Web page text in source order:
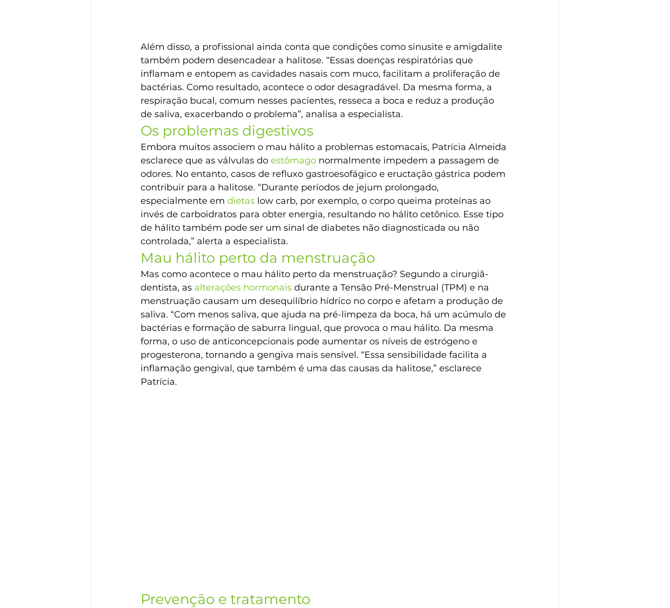
Além disso, a profissional ainda conta que condições como sinusite e amigdalite
também podem desencadear a halitose. “Essas doenças respiratórias que
inflamam e entopem as cavidades nasais com muco, facilitam a proliferação de
bactérias. Como resultado, acontece o odor desagradável. Da mesma forma, a
respiração bucal, comum nesses pacientes, resseca a boca e reduz a produção
de saliva, exacerbando o problema”, analisa a especialista.
Os problemas digestivos
Embora muitos associem o mau hálito a problemas estomacais, Patrícia Almeida
esclarece que as válvulas do estômago normalmente impedem a passagem de
odores. No entanto, casos de refluxo gastroesofágico e eructação gástrica podem
contribuir para a halitose. “Durante períodos de jejum prolongado,
especialmente em dietas low carb, por exemplo, o corpo queima proteínas ao
invés de carboidratos para obter energia, resultando no hálito cetônico. Esse tipo
de hálito também pode ser um sinal de diabetes não diagnosticada ou não
controlada,” alerta a especialista.
Mau hálito perto da menstruação
Mas como acontece o mau hálito perto da menstruação? Segundo a cirurgiã-
dentista, as alterações hormonais durante a Tensão Pré-Menstrual (TPM) e na
menstruação causam um desequilíbrio hídrico no corpo e afetam a produção de
saliva. “Com menos saliva, que ajuda na pré-limpeza da boca, há um acúmulo de
bactérias e formação de saburra lingual, que provoca o mau hálito. Da mesma
forma, o uso de anticoncepcionais pode aumentar os níveis de estrógeno e
progesterona, tornando a gengiva mais sensível. “Essa sensibilidade facilita a
inflamação gengival, que também é uma das causas da halitose,” esclarece
Patrícia.
Prevenção e tratamento